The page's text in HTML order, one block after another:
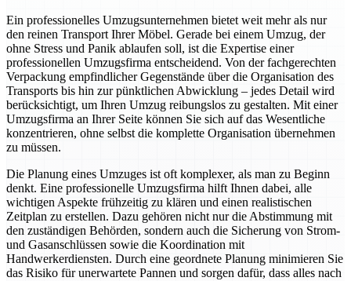
Ein professionelles Umzugsunternehmen bietet weit mehr als nur
den reinen Transport Ihrer Möbel. Gerade bei einem Umzug, der
ohne Stress und Panik ablaufen soll, ist die Expertise einer
professionellen Umzugsfirma entscheidend. Von der fachgerechten
Verpackung empfindlicher Gegenstände über die Organisation des
Transports bis hin zur pünktlichen Abwicklung – jedes Detail wird
berücksichtigt, um Ihren Umzug reibungslos zu gestalten. Mit einer
Umzugsfirma an Ihrer Seite können Sie sich auf das Wesentliche
konzentrieren, ohne selbst die komplette Organisation übernehmen
zu müssen.
Die Planung eines Umzuges ist oft komplexer, als man zu Beginn
denkt. Eine professionelle Umzugsfirma hilft Ihnen dabei, alle
wichtigen Aspekte frühzeitig zu klären und einen realistischen
Zeitplan zu erstellen. Dazu gehören nicht nur die Abstimmung mit
den zuständigen Behörden, sondern auch die Sicherung von Strom-
und Gasanschlüssen sowie die Koordination mit
Handwerkerdiensten. Durch eine geordnete Planung minimieren Sie
das Risiko für unerwartete Pannen und sorgen dafür, dass alles nach